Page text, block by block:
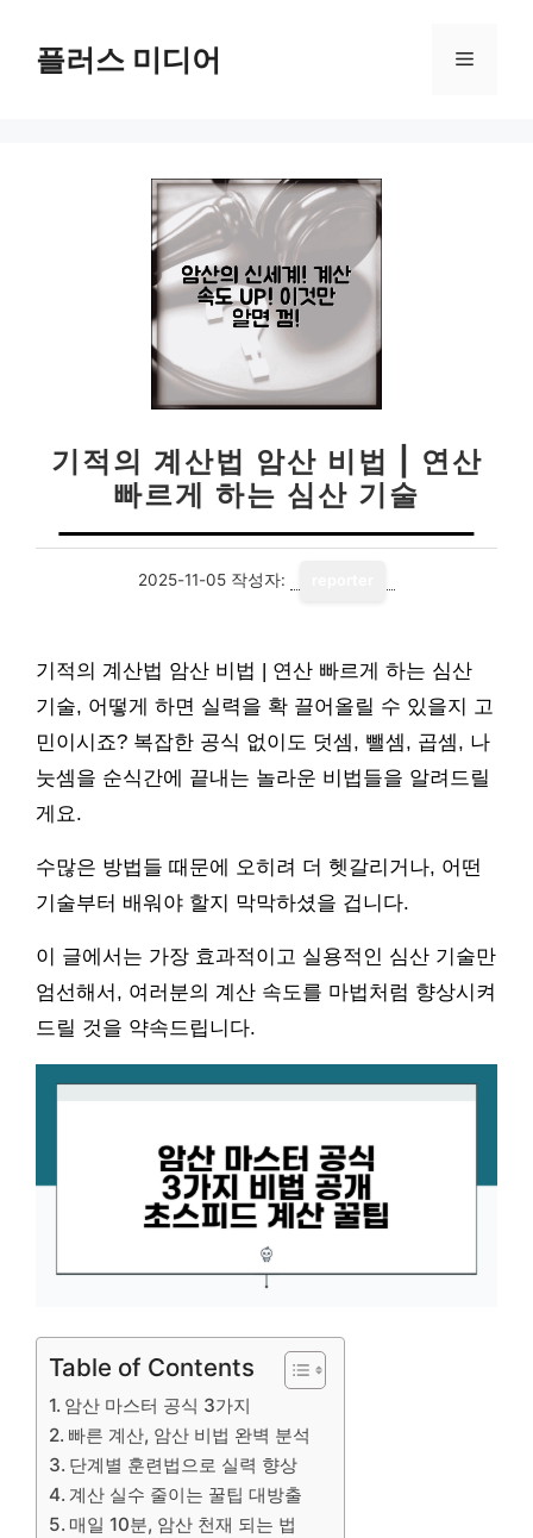
플러스 미디어 메
기적의 계산법 암산 비법 | 연산
빠르게 하는 심산 기술
2025-11-05 작성자:
기적의 계산법 암산 비법 | 연산 빠르게 하는 심산
기술, 어떻게 하면 실력을 확 끌어올릴 수 있을지 고
민이시죠? 복잡한 공식 없이도 덧셈, 뺄셈, 곱셈, 나
눗셈을 순식간에 끝내는 놀라운 비법들을 알려드릴
게요.
수많은 방법들 때문에 오히려 더 헷갈리거나, 어떤
기술부터 배워야 할지 막막하셨을 겁니다.
이 글에서는 가장 효과적이고 실용적인 심산 기술만
엄선해서, 여러분의 계산 속도를 마법처럼 향상시켜
드릴 것을 약속드립니다.
Table of Contents
암산 마스터 공식 3가지
빠른 계산, 암산 비법 완벽 분석
단계별 훈련법으로 실력 향상
계산 실수 줄이는 꿀팁 대방출
매일 10분, 암산 천재 되는 법